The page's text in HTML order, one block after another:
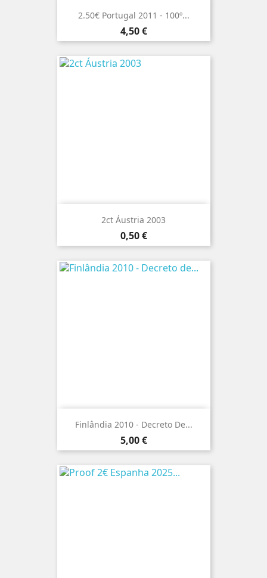
2.50€ Portugal 2011 - 100º...
Preço
4,50 €
2ct Áustria 2003
Preço
0,50 €
Finlândia 2010 - Decreto De...
Preço
5,00 €